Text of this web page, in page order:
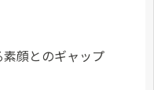
顔とのギャップ